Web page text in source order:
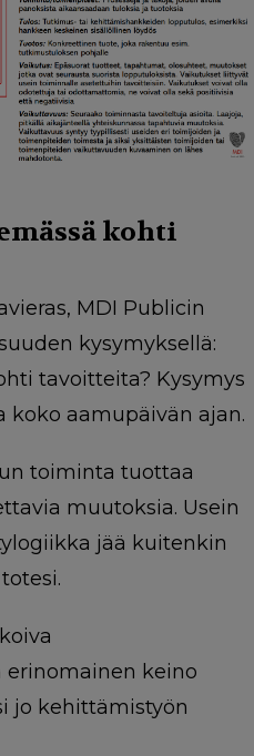
kohti
MDI Publicin
kysymyksellä:
tavoitteita? Kysymys
koko aamupäivän ajan.
toiminta tuottaa
muutoksia. Usein
jää kuitenkin
keino
jo kehittämistyön